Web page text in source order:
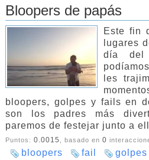
Bloopers de papás
Este fin
lugares
día del
les
bloopers, golpes y fails en
son los padres más
paremos de festejar junto a
Puntos: 0.0015 , basado en 0
bloopers fail golpes